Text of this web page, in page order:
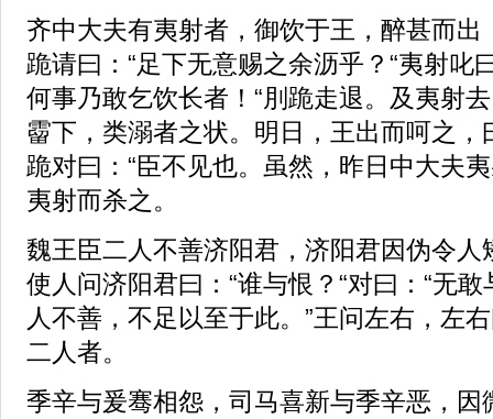
齐中大夫有夷射者，御饮于王，醉甚而出
跪请曰：“足下无意赐之余沥乎？“夷射叱
何事乃敢乞饮长者！“刖跪走退。及夷射
霤下，类溺者之状。明日，王出而呵之，
跪对曰：“臣不见也。虽然，昨日中大夫
夷射而杀之。
魏王臣二人不善济阳君，济阳君因伪令人
使人问济阳君曰：“谁与恨？“对曰：“无
人不善，不足以至于此。”王问左右，左
二人者。
季辛与爰骞相怨，司马喜新与季辛恶，因